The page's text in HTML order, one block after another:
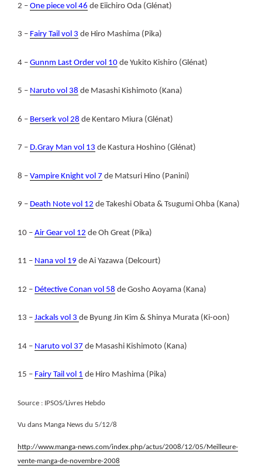
2 – One piece vol 46 de Eiichiro Oda (Glénat)
3 – Fairy Tail vol 3 de Hiro Mashima (Pika)
4 – Gunnm Last Order vol 10 de Yukito Kishiro (Glénat)
5 – Naruto vol 38 de Masashi Kishimoto (Kana)
6 – Berserk vol 28 de Kentaro Miura (Glénat)
7 – D.Gray Man vol 13 de Kastura Hoshino (Glénat)
8 – Vampire Knight vol 7 de Matsuri Hino (Panini)
9 – Death Note vol 12 de Takeshi Obata & Tsugumi Ohba (Kana)
10 – Air Gear vol 12 de Oh Great (Pika)
11 – Nana vol 19 de Ai Yazawa (Delcourt)
12 – Détective Conan vol 58 de Gosho Aoyama (Kana)
13 – Jackals vol 3 de Byung Jin Kim & Shinya Murata (Ki-oon)
14 – Naruto vol 37 de Masashi Kishimoto (Kana)
15 – Fairy Tail vol 1 de Hiro Mashima (Pika)
Source : IPSOS/Livres Hebdo
Vu dans Manga News du 5/12/8
http://www.manga-news.com/index.php/actus/2008/12/05/Meilleure-
vente-manga-de-novembre-2008